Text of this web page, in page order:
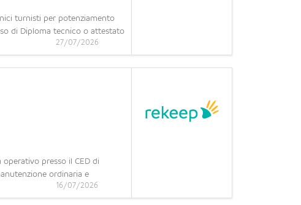
turnisti per potenziamento
di Diploma tecnico o attestato
27/07/2026
presso il CED di
ordinaria e
16/07/2026